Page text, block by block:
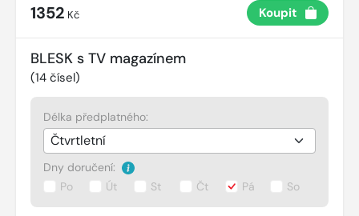
1352 Kč Koupit
BLESK s TV magazínem
(14 čísel)
Délka předplatného:
Dny doručení:
Po
Út St Čt Pá So